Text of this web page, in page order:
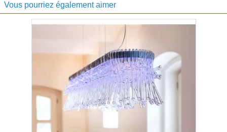
Vous pourriez également aimer